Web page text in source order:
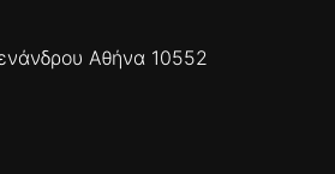
Αθήνα 10552